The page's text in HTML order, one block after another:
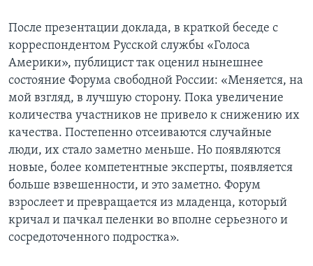
После презентации доклада, в краткой беседе с
корреспондентом Русской службы «Голоса
Америки», публицист так оценил нынешнее
состояние Форума свободной России: «Меняется, на
мой взгляд, в лучшую сторону. Пока увеличение
количества участников не привело к снижению их
качества. Постепенно отсеиваются случайные
люди, их стало заметно меньше. Но появляются
новые, более компетентные эксперты, появляется
больше взвешенности, и это заметно. Форум
взрослеет и превращается из младенца, который
кричал и пачкал пеленки во вполне серьезного и
сосредоточенного подростка».